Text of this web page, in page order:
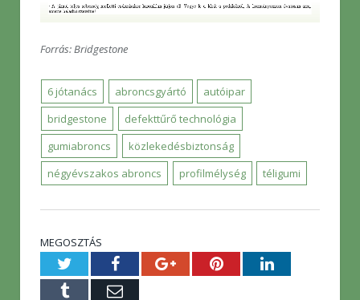
Forrás: Bridgestone
6 jótanács abroncsgyártó
autóipar
bridgestone
defekttűrő technológia
gumiabroncs
közlekedésbiztonság
négyévszakos abroncs
profilmélység téligumi
MEGOSZTÁS
TwitterFacebookGoogle+PinterestLinkedIn
Tumblr E-